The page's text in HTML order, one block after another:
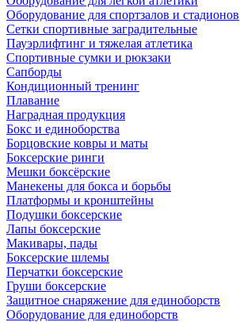
Оборудование для спортзалов и стадионов
Сетки спортивные заградительные
Пауэрлифтинг и тяжелая атлетика
Спортивные сумки и рюкзаки
Сапборды
Кондиционный тренинг
Плавание
Наградная продукция
Бокс и единоборства
Борцовские ковры и маты
Боксерские ринги
Мешки боксёрские
Манекены для бокса и борьбы
Платформы и кронштейны
Подушки боксерские
Лапы боксерские
Макивары, пады
Боксерские шлемы
Перчатки боксерские
Груши боксерские
Защитное снаряжение для единоборств
Оборудование для единоборств